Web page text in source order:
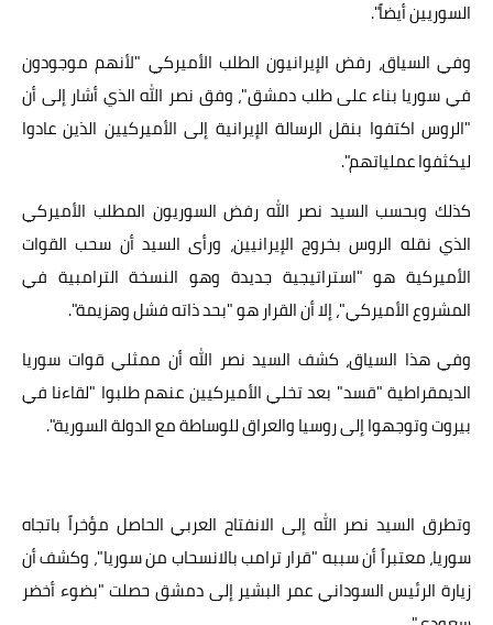
السوريين أيضاً".
وفي السياق، رفض الإيرانيون الطلب الأميركي "لأنهم موجودون
في سوريا بناء على طلب دمشق"، وفق نصر الله الذي أشار إلى أن
"الروس اكتفوا بنقل الرسالة الإيرانية إلى الأميركيين الذين عادوا
ليكثفوا عملياتهم".
كذلك وبحسب السيد نصر الله رفض السوريون المطلب الأميركي
الذي نقله الروس بخروج الإيرانيين، ورأى السيد أن سحب القوات
الأميركية هو "استراتيجية جديدة وهو النسخة الترامبية في
المشروع الأميركي"، إلا أن القرار هو "بحد ذاته فشل وهزيمة".
وفي هذا السياق، كشف السيد نصر الله أن ممثلي قوات سوريا
الديمقراطية "قسد" بعد تخلي الأميركيين عنهم طلبوا "لقاءنا في
بيروت وتوجهوا إلى روسيا والعراق للوساطة مع الدولة السورية".
وتطرق السيد نصر الله إلى الانفتاح العربي الحاصل مؤخراً باتجاه
سوريا، معتبراً أن سببه "قرار ترامب بالانسحاب من سوريا"، وكشف أن
زيارة الرئيس السوداني عمر البشير إلى دمشق حصلت "بضوء أخضر